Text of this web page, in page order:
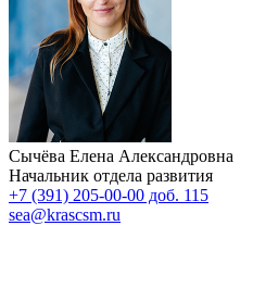
Сычёва Елена Александровна
Начальник отдела развития
+7 (391) 205-00-00 доб. 115
sea@krascsm.ru